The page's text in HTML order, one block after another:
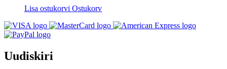
Lisa ostukorvi Ostukorv
Uudiskiri